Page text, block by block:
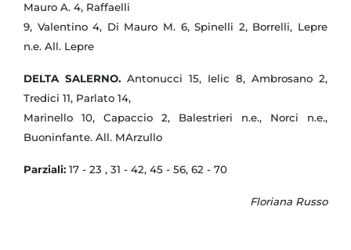
Mauro A. 4, Raffaelli
9, Valentino 4, Di Mauro M. 6, Spinelli 2, Borrelli, Lepre
n.e. All. Lepre
DELTA SALERNO. Antonucci 15, Ielic 8, Ambrosano 2,
Tredici 11, Parlato 14,
Marinello 10, Capaccio 2, Balestrieri n.e., Norci n.e.,
Buoninfante. All. MArzullo
Parziali: 17 - 23 , 31 - 42, 45 - 56, 62 - 70
Floriana Russo